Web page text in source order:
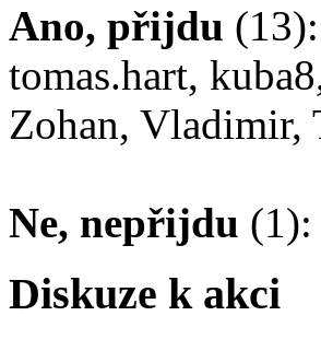
Ano, přijdu
tomas.hart,
Zohan, Vladimir,
Ne, nepřijdu
Diskuze k akci